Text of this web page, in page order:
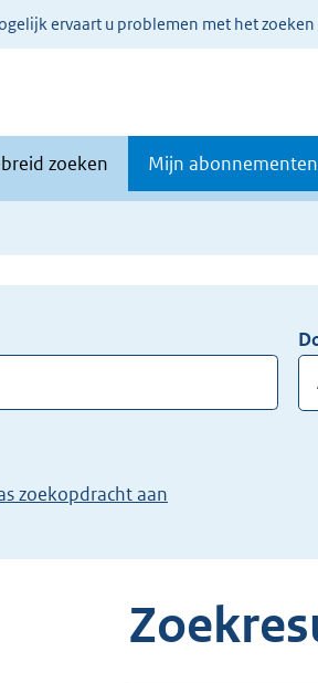
ervaart u problemen met het
zoeken Mijn abonnementen
zoekopdracht aan